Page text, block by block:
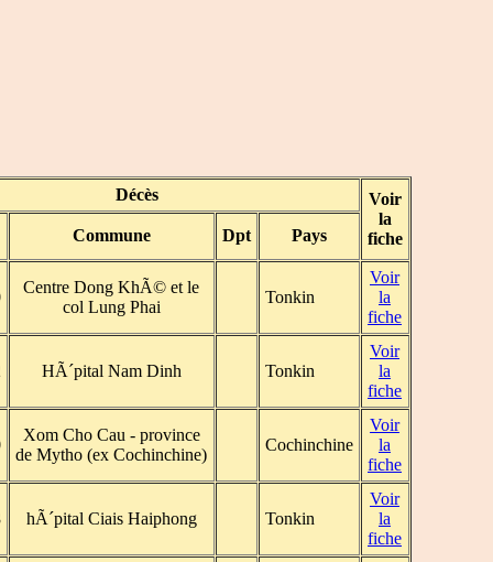
Décès
Voir
la
fiche
Commune Dpt Pays
Centre Dong KhÃ© et le
col Lung Phai
Tonkin
Voir
la
fiche
HÃ´pital Nam Dinh Tonkin
Voir
la
fiche
Xom Cho Cau - province
de Mytho (ex Cochinchine)
Cochinchine
Voir
la
fiche
hÃ´pital Ciais Haiphong Tonkin
Voir
la
fiche